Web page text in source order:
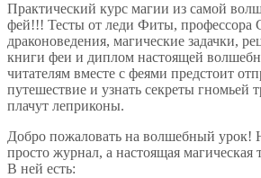
Практический курс магии из самой
фей!!! Тесты от леди Фиты, профессора
драконоведения, магические задачки,
книги феи и диплом настоящей
читателям вместе с феями предстоит
путешествие и узнать секреты гномьей
плачут леприконы.
Добро пожаловать на волшебный урок!
просто журнал, а настоящая магическая
В ней есть: